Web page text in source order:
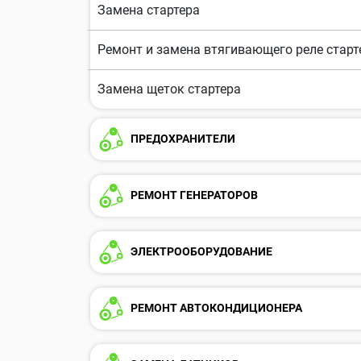
Замена стартера
Ремонт и замена втягивающего реле
Замена щеток стартера
ПРЕДОХРАНИТЕЛИ
РЕМОНТ ГЕНЕРАТОРОВ
ЭЛЕКТРООБОРУДОВАНИЕ
РЕМОНТ АВТОКОНДИЦИОНЕРА